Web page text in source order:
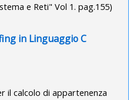
e Reti" Vol 1. pag.155)
in Linguaggio C
Cartella
il calcolo di appartenenza